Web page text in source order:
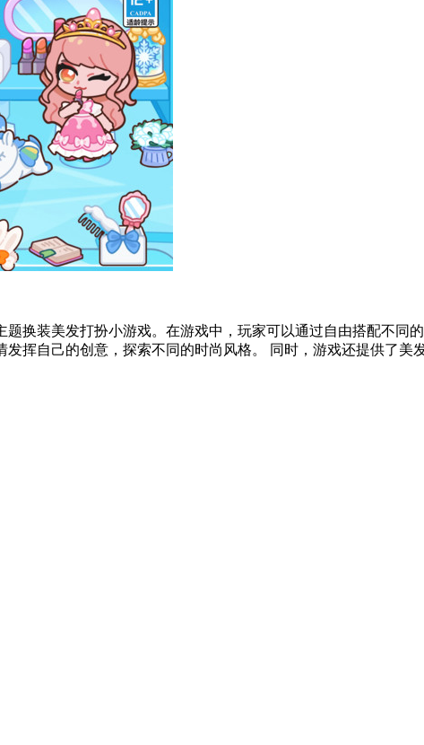
题换装美发打扮小游戏。在游戏中，玩家可以通过自由搭配不同
挥自己的创意，探索不同的时尚风格。 同时，游戏还提供了美